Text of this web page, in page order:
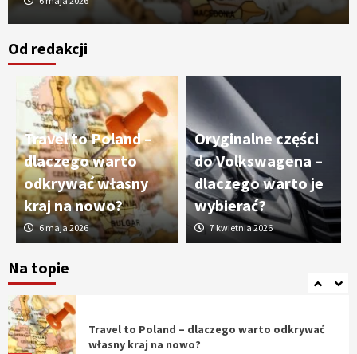
Od redakcji
Travel to Poland –
dlaczego warto
odkrywać własny
kraj na nowo?
6 maja 2026
Oryginalne części
do Volkswagena –
dlaczego warto je
wybierać?
7 kwietnia 2026
Na topie
3
nowoczesne technologie precyzyjnej
obróbki materiałów
4
Czy sztuczna inteligencja wyprze pracę
geodety w przyszłości?
5
Tworzenie aplikacji internetowych – jak
Travel to Poland – dlaczego warto odkrywać
własny kraj na nowo?